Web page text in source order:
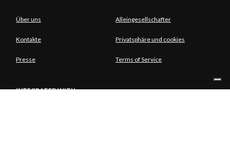
Über uns Alleingesellschafter
Kontakte Privatsphäre und cookies
Presse Terms of Service
INTEGRATED WITH